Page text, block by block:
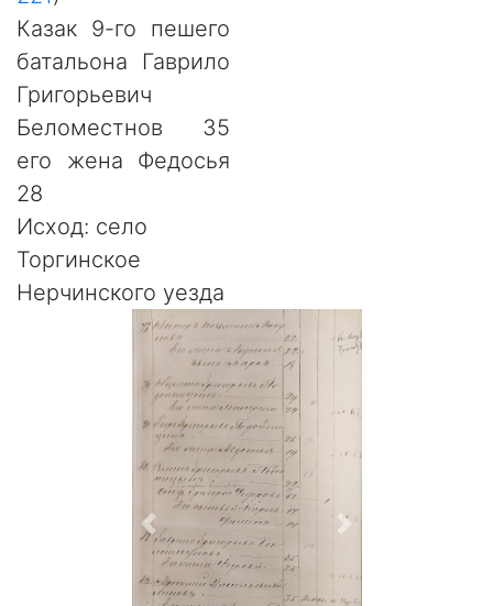
Казак 9-го пешего
батальона Гаврило
Григорьевич
Беломестнов 35
его жена Федосья
28
Исход: село
Торгинское
Нерчинского уезда
Назад Вперёд